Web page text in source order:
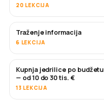
20 LEKCIJA
Traženje informacija
6 LEKCIJA
USKORO
Kupnja jedrilice po budžetu
— od 10 do 30 tis. €
13 LEKCIJA